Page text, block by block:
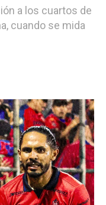
a los cuartos de
cuando se mida